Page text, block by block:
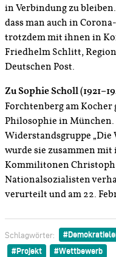
in Verbindung zu
dass man auch in
trotzdem mit ihnen in
Friedhelm Schlitt,
Deutschen Post.
Zu Sophie Scholl
Forchtenberg am
Philosophie in
Widerstandsgruppe „Die
wurde sie zusammen mit
Kommilitonen Christoph
Nationalsozialisten
verurteilt und am 22.
Schlagwörter:
Projekt
Wettbewerb